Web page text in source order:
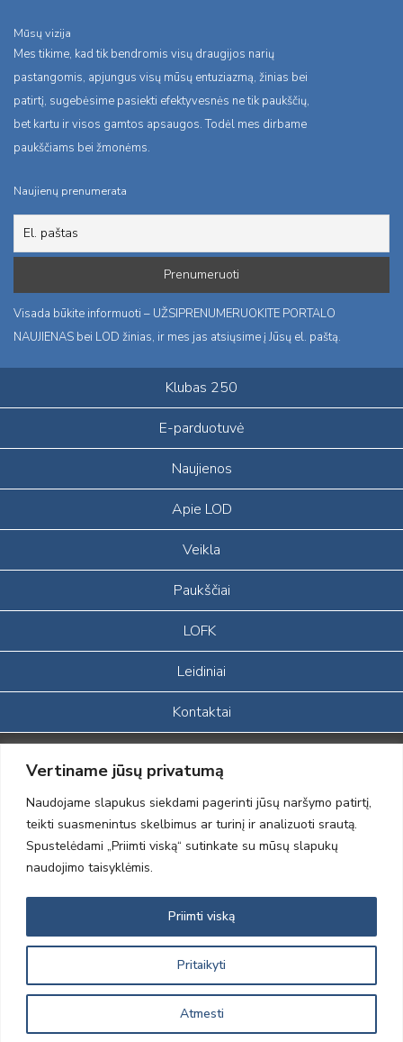
Vertiname jūsų privatumą
Naudojame slapukus siekdami pagerinti jūsų naršymo patirtį,
teikti suasmenintus skelbimus ar turinį ir analizuoti srautą.
Spustelėdami „Priimti viską“ sutinkate su mūsų slapukų
naudojimo taisyklėmis.
Pritaikyti
Atmesti
Priimti viską
Mūsų vizija
Mes tikime, kad tik bendromis visų draugijos narių
pastangomis, apjungus visų mūsų entuziazmą, žinias bei
patirtį, sugebėsime pasiekti efektyvesnės ne tik paukščių,
bet kartu ir visos gamtos apsaugos. Todėl mes dirbame
paukščiams bei žmonėms.
Naujienų prenumerata
Visada būkite informuoti – UŽSIPRENUMERUOKITE PORTALO
NAUJIENAS bei LOD žinias, ir mes jas atsiųsime į Jūsų el. paštą.
Klubas 250
E-parduotuvė
Naujienos
Apie LOD
Veikla
Paukščiai
LOFK
Leidiniai
Kontaktai
Portalas sukurtas įgyvendinant Lietuvos Respublikos, Europos
ekonominės erdvės ir Norvegijos finansinių mechanizmų iš dalies
finansuojamą paprojektį
„LOD visuomeninės /gamtosauginės veiklos sustiprinimas ir įvaizdžio
formavimas įtraukiant visuomenę į aplinkosauginių tyrimų veiklą“
(paprojekčio
įgyvendinimo sutarties numeris 2004-LT0008-NVO-1EEE/NOR-02-
2012 © Lietuvos Ornitologų Draugija © 2014, Visos teisės saugomos
Electronic Solutions for Business